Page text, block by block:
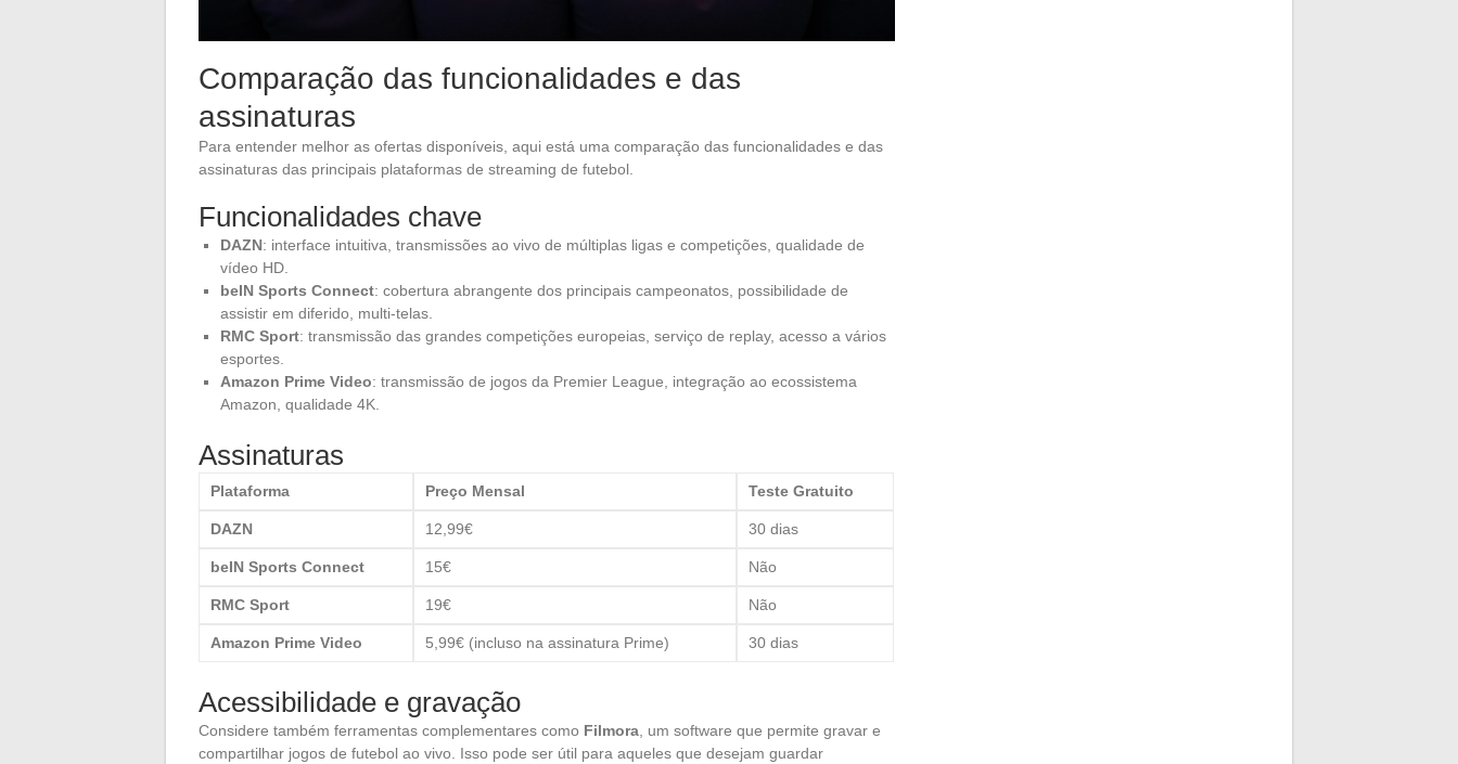
Comparação das funcionalidades e das
assinaturas
Para entender melhor as ofertas disponíveis, aqui está uma comparação das funcionalidades e das
assinaturas das principais plataformas de streaming de futebol.
Funcionalidades chave
DAZN: interface intuitiva, transmissões ao vivo de múltiplas ligas e competições, qualidade de
vídeo HD.
beIN Sports Connect: cobertura abrangente dos principais campeonatos, possibilidade de
assistir em diferido, multi-telas.
RMC Sport: transmissão das grandes competições europeias, serviço de replay, acesso a vários
esportes.
Amazon Prime Video: transmissão de jogos da Premier League, integração ao ecossistema
Amazon, qualidade 4K.
Assinaturas
Plataforma Preço Mensal Teste Gratuito
DAZN 12,99€ 30 dias
beIN Sports Connect 15€ Não
RMC Sport 19€ Não
Amazon Prime Video 5,99€ (incluso na assinatura Prime) 30 dias
Acessibilidade e gravação
Considere também ferramentas complementares como Filmora , um software que permite gravar e
compartilhar jogos de futebol ao vivo. Isso pode ser útil para aqueles que desejam guardar